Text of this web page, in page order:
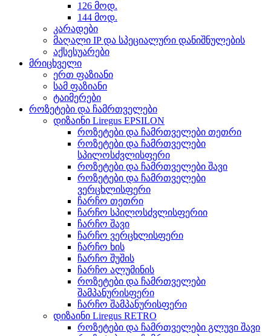
126 მოდ.
144 მოდ.
კარადები
მაღალი IP და სპეციალური დანიშნულების
აქსესუარები
მრიცხველი
ერთ ფაზიანი
სამ ფაზიანი
ტაიმერები
როზეტები და ჩამრთველები
დიზაინი Liregus EPSILON
როზეტები და ჩამრთველები თეთრი
როზეტები და ჩამრთველები
სპილოსძვლისფერი
როზეტები და ჩამრთველები შავი
როზეტები და ჩამრთველები
ვერცხლისფერი
ჩარჩო თეთრი
ჩარჩო სპილოსძვლისფერიი
ჩარჩო შავი
ჩარჩო ვერცხლისფერი
ჩარჩო ხის
ჩარჩო შუშის
ჩარჩო ალუმინის
როზეტები და ჩამრთველები
შამპანურისფერი
ჩარჩო შამპანურისფერი
დიზაინი Liregus RETRO
როზეტები და ჩამრთველები გლუვი შავი